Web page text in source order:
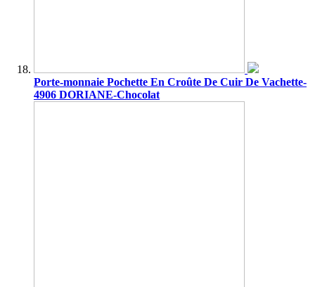
Porte-monnaie Pochette En Croûte De Cuir De Vachette-
4906 DORIANE-Chocolat